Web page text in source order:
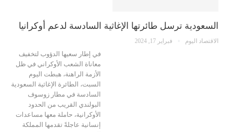
السعودية ترسل طائرتها الإغاثية السادسة لدعم أوكرانيا
الاقتصاد اليوم فبراير 17, 2024
في إطار سعيها الدؤوب لتخفيف
معاناة الشعب الأوكراني في ظل
الأزمة الراهنة، هبطت اليوم
السبت، الطائرة الإغاثية السعودية
السادسة في مطار زوسوف
البولندي القريب من الحدود
الأوكرانية، حاملة معها مساعدات
إنسانية عاجلةً تقدمها المملكة